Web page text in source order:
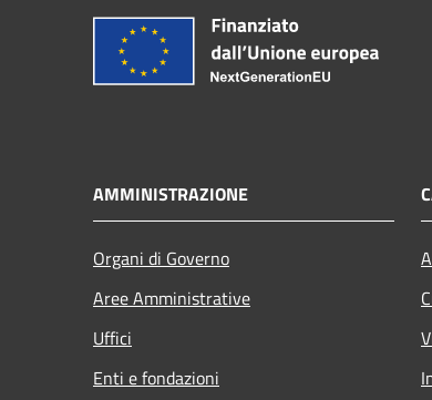
AMMINISTRAZIONE
Organi di Governo
Aree Amministrative
Uffici
Enti e fondazioni